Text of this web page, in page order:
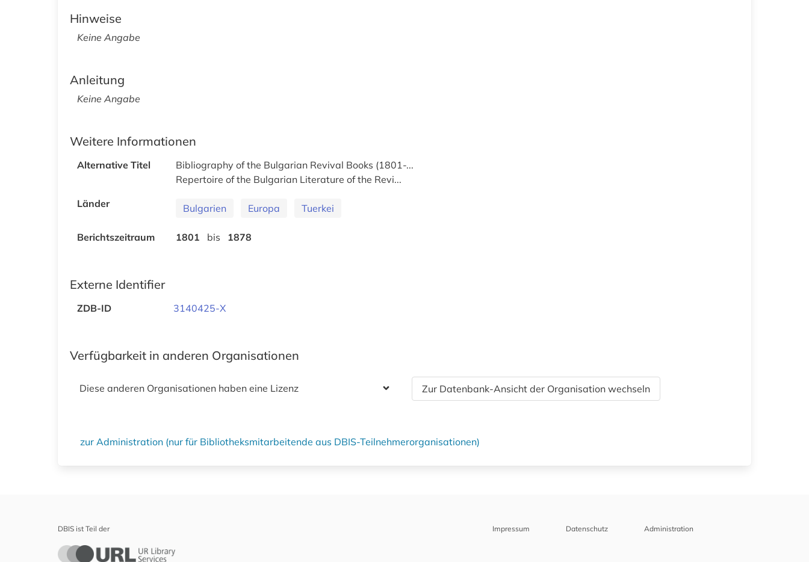
Hinweise
Keine Angabe
Anleitung
Keine Angabe
Weitere Informationen
Alternative Titel
Bibliography of the Bulgarian Revival Books (1801-...
Repertoire of the Bulgarian Literature of the Revi...
Länder
Bulgarien Europa Tuerkei
Berichtszeitraum 1801 bis 1878
Externe Identifier
ZDB-ID 3140425-X
Verfügbarkeit in anderen Organisationen
Diese anderen Organisationen haben eine Lizenz Zur Datenbank-Ansicht der Organisation wechseln
zur Administration (nur für Bibliotheksmitarbeitende aus DBIS-Teilnehmerorganisationen)
DBIS ist Teil der Impressum Datenschutz Administration